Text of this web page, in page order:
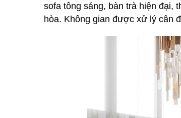
sofa tông sáng, bàn trà hiện đại,
hòa. Không gian được xử lý cân